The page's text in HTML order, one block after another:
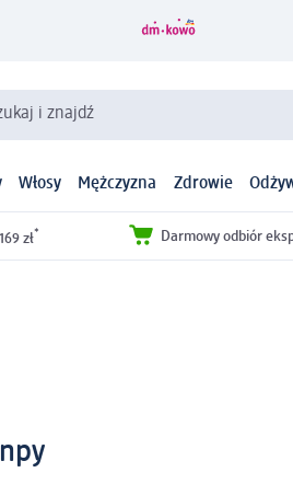
i znajdź
Włosy Mężczyzna Zdrowie
zł* Darmowy odbiór